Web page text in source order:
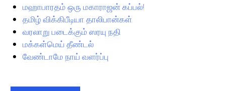
மஹாபாரதம் ஒரு மகாராஜன் கப்பல்!
தமிழ் விக்கிபீடியா தாலிபான்கள்
வரலாறு படைக்கும் ஸரயு நதி
மக்கள்மெய் தீண்டல்
வேண்டாமே நாய் வளர்ப்பு